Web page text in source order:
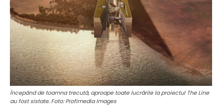
Începând de toamna trecută, aproape toate lucrările la proiectul The Line
au fost sistate. Foto: Profimedia Images